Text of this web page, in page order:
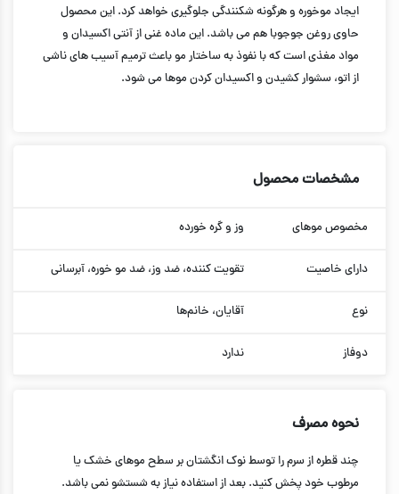
ایجاد موخوره و هرگونه شکنندگی جلوگیری خواهد کرد. این محصول
حاوی روغن جوجوبا هم می باشد. این ماده غنی از آنتی اکسیدان و
مواد مغذی است که با نفوذ به ساختار مو باعث ترمیم آسیب های ناشی
از اتو، سشوار کشیدن و اکسیدان کردن موها می شود.
مشخصات محصول
مخصوص موهای وز و گره خورده
دارای خاصیت تقویت کننده، ضد وز، ضد مو خوره، آبرسانی
نوع آقایان، خانم‌ها
دوفاز ندارد
نحوه مصرف
چند قطره از سرم را توسط نوک انگشتان بر سطح موهای خشک یا
مرطوب خود پخش کنید. بعد از استفاده نیاز به شستشو نمی باشد.